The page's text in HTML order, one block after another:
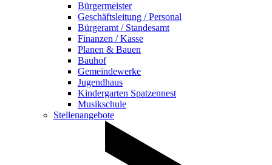
Bürgermeister
Geschäftsleitung / Personal
Bürgeramt / Standesamt
Finanzen / Kasse
Planen & Bauen
Bauhof
Gemeindewerke
Jugendhaus
Kindergarten Spatzennest
Musikschule
Stellenangebote